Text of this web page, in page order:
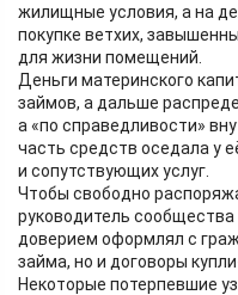
жилищные условия, а на
покупке ветхих,
для жизни помещений.
Деньги материнского
займов, а дальше
а «по справедливости»
часть средств оседала у
и сопутствующих услуг.
Чтобы свободно
руководитель
доверием оформлял с
займа, но и договоры
Некоторые потерпевшие